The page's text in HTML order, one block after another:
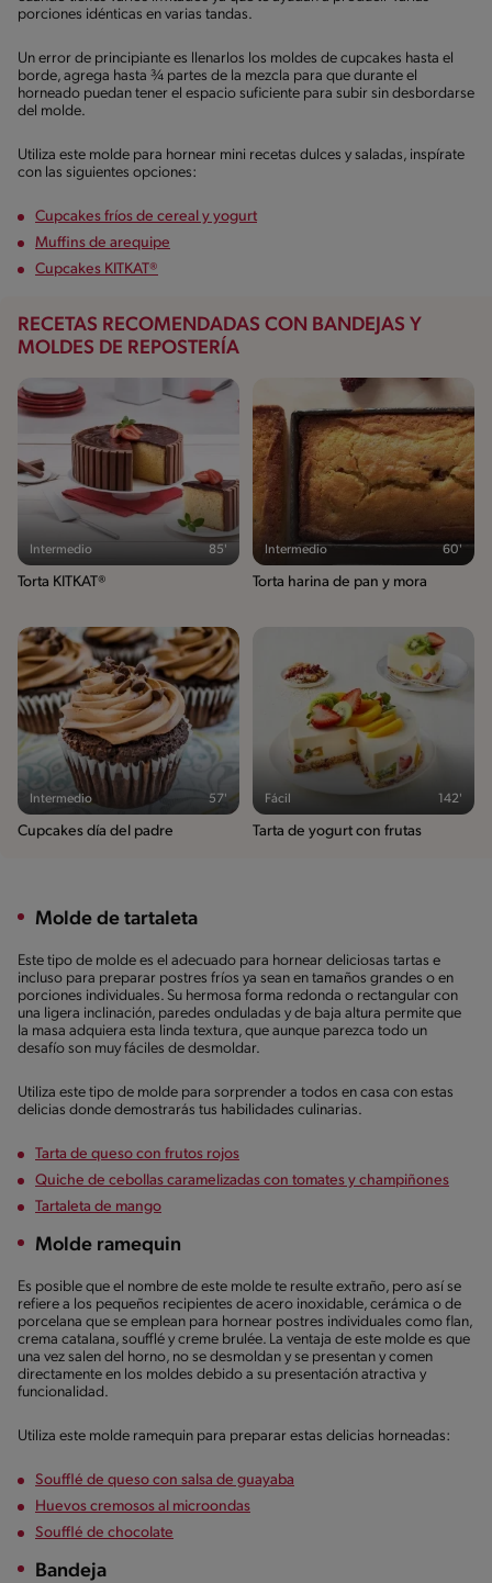
porciones idénticas en varias tandas.
Un error de principiante es llenarlos los moldes de cupcakes hasta el
borde, agrega hasta ¾ partes de la mezcla para que durante el
horneado puedan tener el espacio suficiente para subir sin desbordarse
del molde.
Utiliza este molde para hornear mini recetas dulces y saladas, inspírate
con las siguientes opciones:
Cupcakes fríos de cereal y yogurt
Muffins de arequipe
Cupcakes KITKAT®
RECETAS RECOMENDADAS CON BANDEJAS Y
MOLDES DE REPOSTERÍA
Intermedio 85'
Torta KITKAT®
Intermedio 60'
Torta harina de pan y mora
Intermedio 57'
Cupcakes día del padre
Fácil 142'
Tarta de yogurt con frutas
Molde de tartaleta
Este tipo de molde es el adecuado para hornear deliciosas tartas e
incluso para preparar postres fríos ya sean en tamaños grandes o en
porciones individuales. Su hermosa forma redonda o rectangular con
una ligera inclinación, paredes onduladas y de baja altura permite que
la masa adquiera esta linda textura, que aunque parezca todo un
desafío son muy fáciles de desmoldar.
Utiliza este tipo de molde para sorprender a todos en casa con estas
delicias donde demostrarás tus habilidades culinarias.
Tarta de queso con frutos rojos
Quiche de cebollas caramelizadas con tomates y champiñones
Tartaleta de mango
Molde ramequin
Es posible que el nombre de este molde te resulte extraño, pero así se
refiere a los pequeños recipientes de acero inoxidable, cerámica o de
porcelana que se emplean para hornear postres individuales como flan,
crema catalana, soufflé y creme brulée. La ventaja de este molde es que
una vez salen del horno, no se desmoldan y se presentan y comen
directamente en los moldes debido a su presentación atractiva y
funcionalidad.
Utiliza este molde ramequin para preparar estas delicias horneadas:
Soufflé de queso con salsa de guayaba
Huevos cremosos al microondas
Soufflé de chocolate
Bandeja